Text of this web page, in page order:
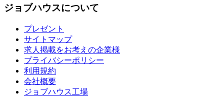
ジョブハウスについて
プレゼント
サイトマップ
求人掲載をお考えの企業様
プライバシーポリシー
利用規約
会社概要
ジョブハウス工場